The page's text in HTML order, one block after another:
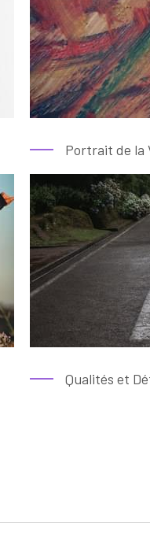
Portrait de la
Qualités et